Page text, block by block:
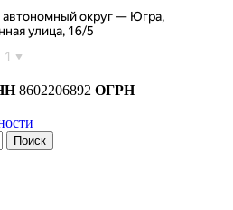
8602206892 ОГРН
Поиск